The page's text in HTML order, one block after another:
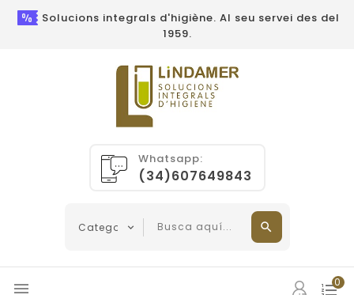
Solucions integrals d'higiène. Al seu servei des del
1959.
Whatsapp:
(34)607649843
 0